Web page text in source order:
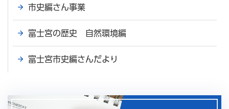
市史編さん事業
富士宮の歴史 自然環境編
富士宮市史編さんだより